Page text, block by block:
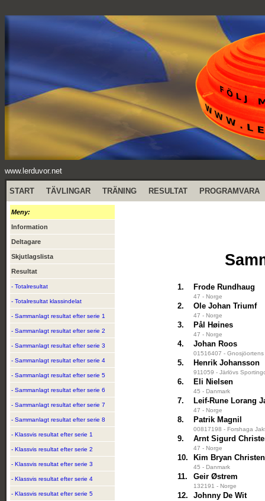
www.lerduvor.net
START TÄVLINGAR TRÄNING RESULTAT PROGRAMVARA
Meny:
Information
Deltagare
Skjutlagslista
Resultat
- Totalresultat
- Totalresultat klassindelat
- Sammanlagt resultat efter serie 1
- Sammanlagt resultat efter serie 2
- Sammanlagt resultat efter serie 3
- Sammanlagt resultat efter serie 4
- Sammanlagt resultat efter serie 5
- Sammanlagt resultat efter serie 6
- Sammanlagt resultat efter serie 7
- Sammanlagt resultat efter serie 8
- Klassvis resultat efter serie 1
- Klassvis resultat efter serie 2
- Klassvis resultat efter serie 3
- Klassvis resultat efter serie 4
- Klassvis resultat efter serie 5
1. Frode Rundhaug
47 - Norge
2. Ole Johan Triumf
47 - Norge
3. Pål Høines
47 - Norge
4. Johan Roos
01516407 -
5. Henrik Johansson
911059 - Järlövs
6. Eli Nielsen
45 - Danmark
7. Leif-Rune Lorang
47 - Norge
8. Patrik Magnil
00817198 - Forshaga
9. Arnt Sigurd
47 - Norge
10. Kim Bryan
45 - Danmark
11. Geir Østrem
132191 - Norge
12. Johnny De Wit